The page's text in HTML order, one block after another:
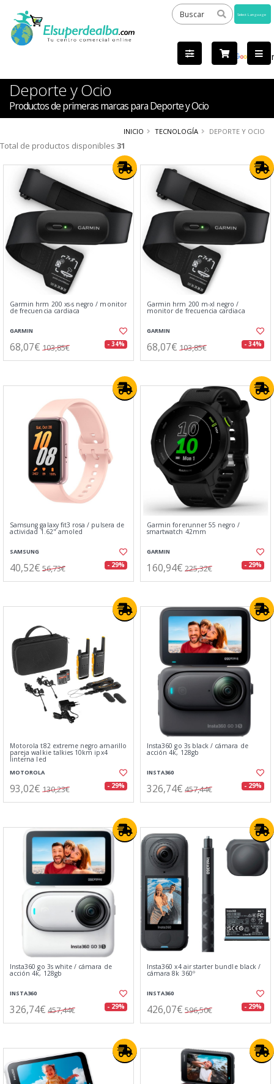
by
Deporte y Ocio
Productos de primeras marcas para Deporte y Ocio
INICIO TECNOLOGÍA DEPORTE Y OCIO
Total de productos disponibles 31
Garmin hrm 200 xs-s negro / monitor
de frecuencia cardiaca
GARMIN
68,07€ 103,85€ - 34%
Garmin hrm 200 m-xl negro /
monitor de frecuencia cardiaca
GARMIN
68,07€ 103,85€ - 34%
Samsung galaxy fit3 rosa / pulsera de
actividad 1.62" amoled
SAMSUNG
40,52€ 56,73€ - 29%
Garmin forerunner 55 negro /
smartwatch 42mm
GARMIN
160,94€ 225,32€ - 29%
Motorola t82 extreme negro amarillo
pareja walkie talkies 10km ipx4
linterna led
MOTOROLA
93,02€ 130,23€ - 29%
Insta360 go 3s black / cámara de
acción 4k, 128gb
INSTA360
326,74€ 457,44€ - 29%
Insta360 go 3s white / cámara de
acción 4k, 128gb
INSTA360
326,74€ 457,44€ - 29%
Insta360 x4 air starter bundle black /
cámara 8k 360º
INSTA360
426,07€ 596,50€ - 29%